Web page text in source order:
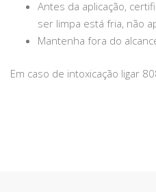
Antes da aplicação,
ser limpa está fria, não
Mantenha fora do
Em caso de intoxicação ligar